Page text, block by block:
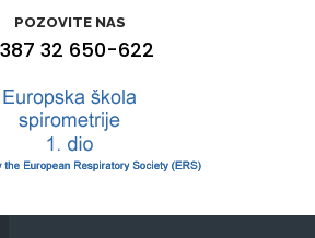
POZOVITE NAS
32 650-622